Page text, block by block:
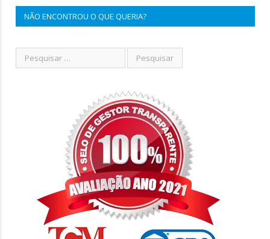
NÃO ENCONTROU O QUE QUERIA?